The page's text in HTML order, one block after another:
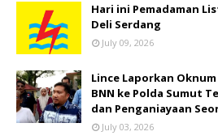
Hari ini Pemadaman
Deli Serdang
July 09, 2026
Lince Laporkan
BNN ke Polda Sumut
dan Penganiayaan
July 03, 2026